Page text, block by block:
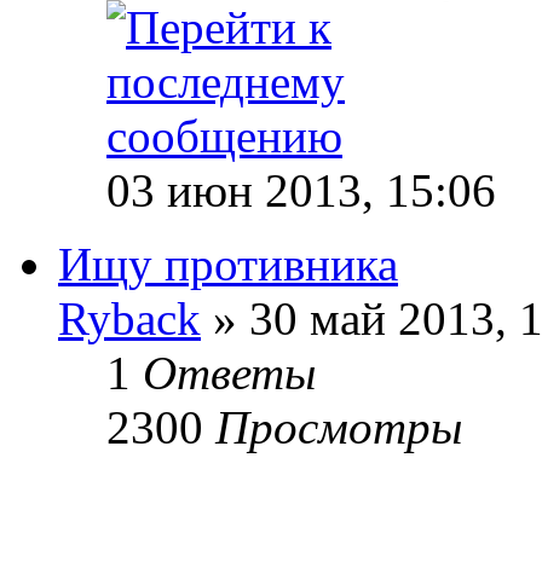
03 июн 2013, 15:06
Ищу противника
Ryback » 30 май 2013,
1 Ответы
2300 Просмотры